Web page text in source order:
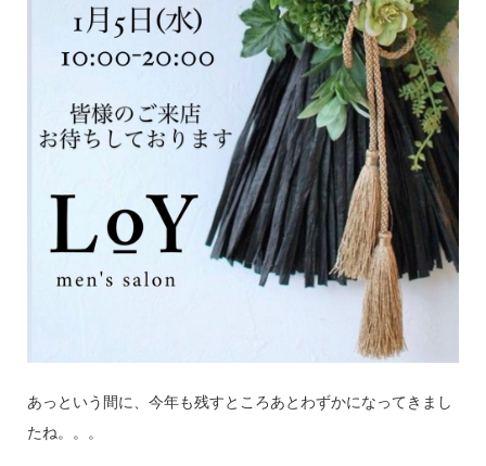
あっという間に、今年も残すところあとわずかになってきまし
たね。。。